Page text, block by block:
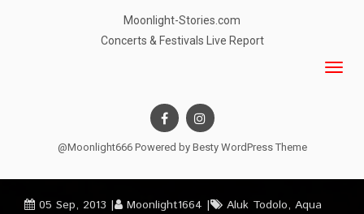
Moonlight-Stories.com
Concerts & Festivals Live Report
@Moonlight666 Powered by Besty WordPress Theme
05 Sep, 2013 Moonlight1664 Aluk Todolo, Aqua